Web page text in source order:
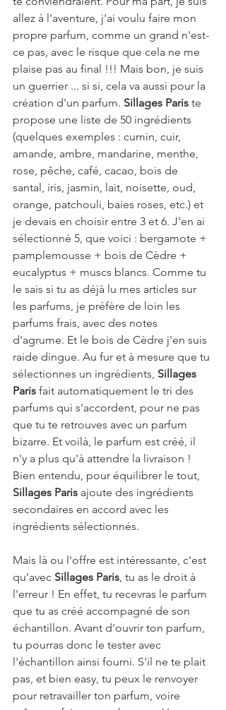
allez à l'aventure, j'ai voulu faire mon
propre parfum, comme un grand n'est-
ce pas, avec le risque que cela ne me
plaise pas au final !!! Mais bon, je suis
un guerrier ... si si, cela va aussi pour la
création d'un parfum. Sillages Paris te
propose une liste de 50 ingrédients
(quelques exemples : cumin, cuir,
amande, ambre, mandarine, menthe,
rose, pêche, café, cacao, bois de
santal, iris, jasmin, lait, noisette, oud,
orange, patchouli, baies roses, etc.) et
je devais en choisir entre 3 et 6. J'en ai
sélectionné 5, que voici : bergamote +
pamplemousse + bois de Cèdre +
eucalyptus + muscs blancs. Comme tu
le sais si tu as déjà lu mes articles sur
les parfums, je préfère de loin les
parfums frais, avec des notes
d'agrume. Et le bois de Cèdre j'en suis
raide dingue. Au fur et à mesure que tu
sélectionnes un ingrédients, Sillages
Paris fait automatiquement le tri des
parfums qui s'accordent, pour ne pas
que tu te retrouves avec un parfum
bizarre. Et voilà, le parfum est créé, il
n'y a plus qu'à attendre la livraison !
Bien entendu, pour équilibrer le tout,
Sillages Paris ajoute des ingrédients
secondaires en accord avec les
ingrédients sélectionnés.
Mais là ou l'offre est intéressante, c'est
qu'avec Sillages Paris, tu as le droit à
l'erreur ! En effet, tu recevras le parfum
que tu as créé accompagné de son
échantillon. Avant d'ouvrir ton parfum,
tu pourras donc le tester avec
l'échantillon ainsi fourni. S'il ne te plait
pas, et bien easy, tu peux le renvoyer
pour retravailler ton parfum, voire